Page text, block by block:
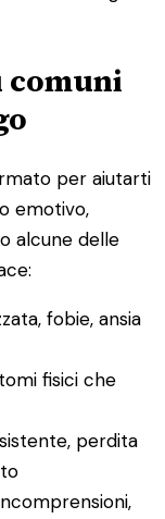
comuni
per aiutarti
emotivo,
alcune delle
fobie, ansia
fisici che
perdita